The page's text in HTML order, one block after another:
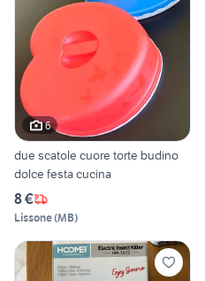
6
due scatole cuore torte budino
dolce festa cucina
8 €
Lissone(MB)